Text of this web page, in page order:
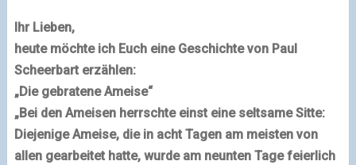
Ihr Lieben,
heute möchte ich Euch eine Geschichte von Paul
Scheerbart erzählen:
„Die gebratene Ameise“
„Bei den Ameisen herrschte einst eine seltsame Sitte:
Diejenige Ameise, die in acht Tagen am meisten von
allen gearbeitet hatte, wurde am neunten Tage feierlich